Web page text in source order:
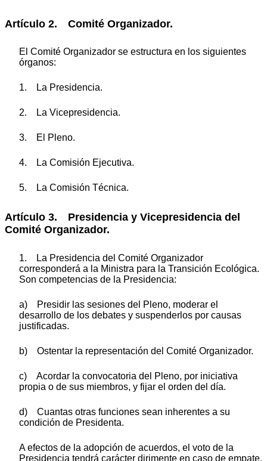
Artículo 2. Comité Organizador.
El Comité Organizador se estructura en los siguientes
órganos:
1. La Presidencia.
2. La Vicepresidencia.
3. El Pleno.
4. La Comisión Ejecutiva.
5. La Comisión Técnica.
Artículo 3. Presidencia y Vicepresidencia del
Comité Organizador.
1. La Presidencia del Comité Organizador
corresponderá a la Ministra para la Transición Ecológica.
Son competencias de la Presidencia:
a) Presidir las sesiones del Pleno, moderar el
desarrollo de los debates y suspenderlos por causas
justificadas.
b) Ostentar la representación del Comité Organizador.
c) Acordar la convocatoria del Pleno, por iniciativa
propia o de sus miembros, y fijar el orden del día.
d) Cuantas otras funciones sean inherentes a su
condición de Presidenta.
A efectos de la adopción de acuerdos, el voto de la
Presidencia tendrá carácter dirimente en caso de empate.